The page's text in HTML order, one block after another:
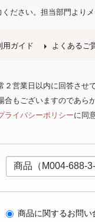
ください。担当部門より
用ガイド よくあるご
営業日以内に回答させ
もございますのであら
ライバシーポリシーに同
商品に関するお問い